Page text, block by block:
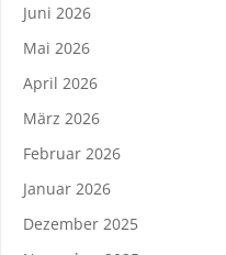
Juni 2026
Mai 2026
April 2026
März 2026
Februar 2026
Januar 2026
Dezember 2025